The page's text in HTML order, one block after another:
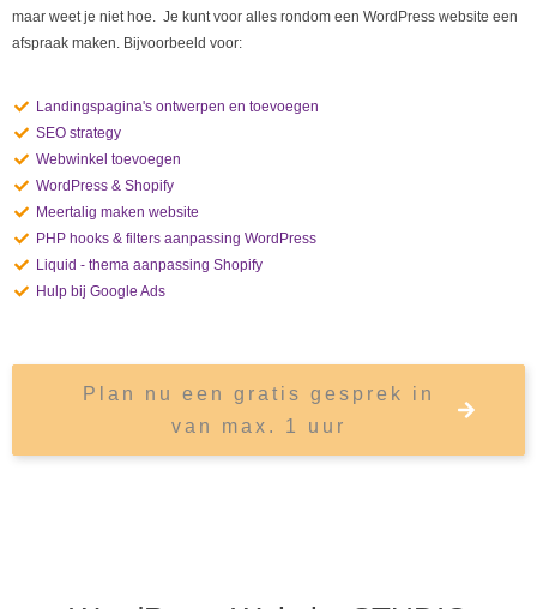
maar weet je niet hoe. Je kunt voor alles rondom een WordPress website een
afspraak maken. Bijvoorbeeld voor:
Landingspagina's ontwerpen en toevoegen
SEO strategy
Webwinkel toevoegen
WordPress & Shopify
Meertalig maken website
PHP hooks & filters aanpassing WordPress
Liquid - thema aanpassing Shopify
Hulp bij Google Ads
Plan nu een gratis gesprek in
van max. 1 uur